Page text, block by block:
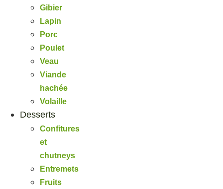
Gibier
Lapin
Porc
Poulet
Veau
Viande
hachée
Volaille
Desserts
Confitures
et
chutneys
Entremets
Fruits